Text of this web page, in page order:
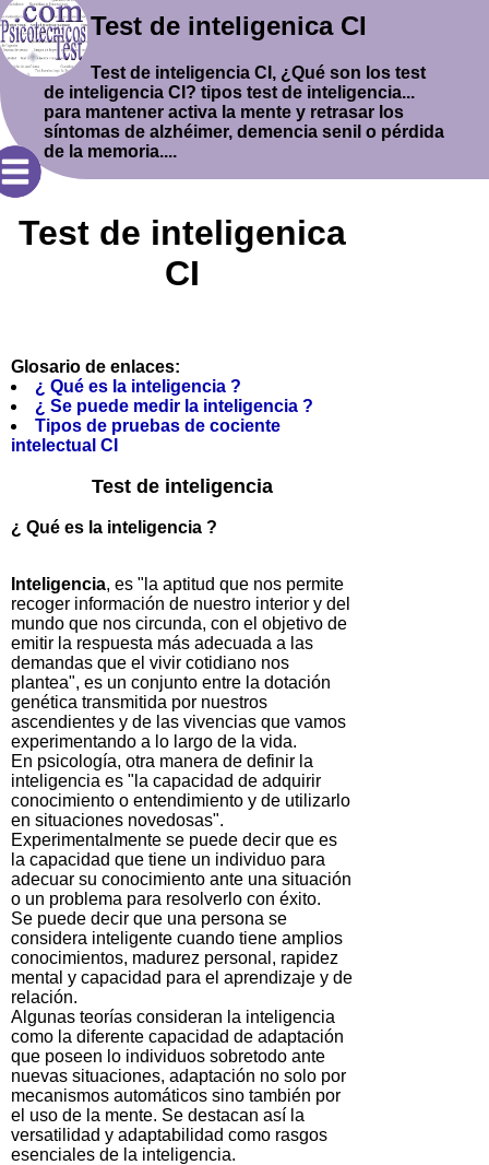
Test de inteligenica CI
Test de inteligencia CI, ¿Qué son los test
de inteligencia CI? tipos test de inteligencia...
para mantener activa la mente y retrasar los
síntomas de alzhéimer, demencia senil o pérdida
de la memoria....
Test de inteligenica
CI
Glosario de enlaces:
¿ Qué es la inteligencia ?
¿ Se puede medir la inteligencia ?
Tipos de pruebas de cociente
intelectual CI
Test de inteligencia
¿ Qué es la inteligencia ?
Inteligencia, es "la aptitud que nos permite
recoger información de nuestro interior y del
mundo que nos circunda, con el objetivo de
emitir la respuesta más adecuada a las
demandas que el vivir cotidiano nos
plantea", es un conjunto entre la dotación
genética transmitida por nuestros
ascendientes y de las vivencias que vamos
experimentando a lo largo de la vida.
En psicología, otra manera de definir la
inteligencia es "la capacidad de adquirir
conocimiento o entendimiento y de utilizarlo
en situaciones novedosas".
Experimentalmente se puede decir que es
la capacidad que tiene un individuo para
adecuar su conocimiento ante una situación
o un problema para resolverlo con éxito.
Se puede decir que una persona se
considera inteligente cuando tiene amplios
conocimientos, madurez personal, rapidez
mental y capacidad para el aprendizaje y de
relación.
Algunas teorías consideran la inteligencia
como la diferente capacidad de adaptación
que poseen lo individuos sobretodo ante
nuevas situaciones, adaptación no solo por
mecanismos automáticos sino también por
el uso de la mente. Se destacan así la
versatilidad y adaptabilidad como rasgos
esenciales de la inteligencia.